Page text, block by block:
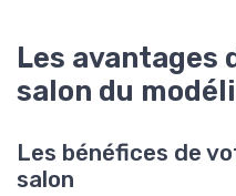
Les avantages
salon du
Les bénéfices de
salon